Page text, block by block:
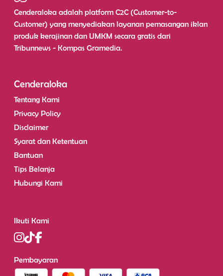
Cenderaloka adalah platform C2C (Customer-to-
Customer) yang menyediakan layanan pemasangan iklan
produk kerajinan dan UMKM secara gratis dari
Tribunnews - Kompas Gramedia.
Cenderaloka
Tentang Kami
Privacy Policy
Disclaimer
Syarat dan Ketentuan
Bantuan
Tips Belanja
Hubungi Kami
Ikuti Kami
Pembayaran